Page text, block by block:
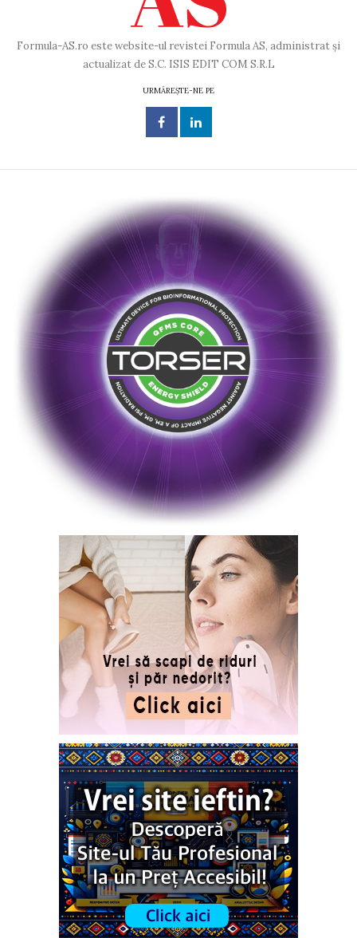
Formula-AS.ro este website-ul revistei Formula AS, administrat și
actualizat de S.C. ISIS EDIT COM S.R.L
URMĂREȘTE-NE PE